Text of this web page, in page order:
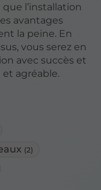
(2)
l’installation
avantages
la peine. En
vous serez en
avec succès et
agréable.